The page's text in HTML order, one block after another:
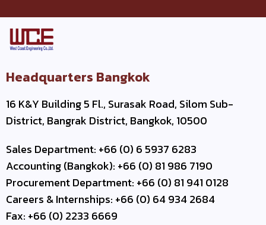
Headquarters Bangkok
16 K&Y Building 5 Fl., Surasak Road, Silom Sub-
District, Bangrak District, Bangkok, 10500
Sales Department: +66 (0) 6 5937 6283
Accounting (Bangkok): +66 (0) 81 986 7190
Procurement Department: +66 (0) 81 941 0128
Careers & Internships: +66 (0) 64 934 2684
Fax: +66 (0) 2233 6669